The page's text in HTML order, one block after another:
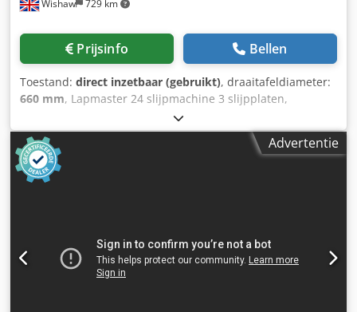
28, 40, 56 en 80 omw/min Spindelaandrijving, elk 6 / 8 kW
Totale elektrische belasting 11 kW -...
Wishaw 729 km
Prijsinfo Bellen
Toestand: direct inzetbaar (gebruikt), draaitafeldiameter:
660 mm, Lapmaster 24 slijpmachine 3 slijpplaten,
diameter 610 mm 3 slijpringen 3 rolbeugels Inclusief:
Afzonderlijk, vrijstaand schuurmiddelsysteem Dedpezlg
Eusfx Ab Ejck In nieuwstaat Afmetingen: 110 x 1470 x 1190
mm (hoog) Gewicht: 610 kg
Advertentie